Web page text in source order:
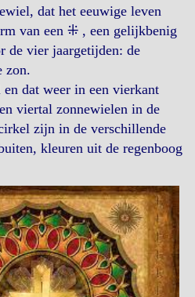
dat het eeuwige leven
van een ⁜ , een gelijkbenig
de vier jaargetijden: de
zon.
dat weer in een vierkant
viertal zonnewielen in de
zijn in de verschillende
kleuren uit de regenboog